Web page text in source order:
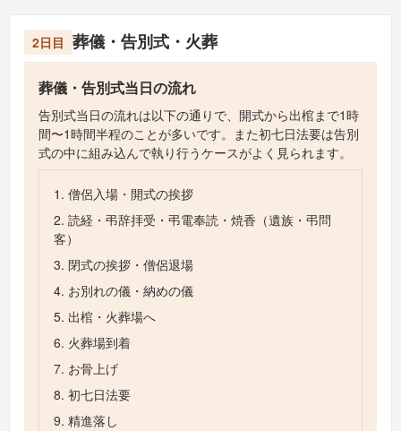
2日目 葬儀・告別式・火葬
葬儀・告別式当日の流れ
告別式当日の流れは以下の通りで、開式から出棺まで1時
間〜1時間半程のことが多いです。また初七日法要は告別
式の中に組み込んで執り行うケースがよく見られます。
1. 僧侶入場・開式の挨拶
2. 読経・弔辞拝受・弔電奉読・焼香（遺族・弔問
客）
3. 閉式の挨拶・僧侶退場
4. お別れの儀・納めの儀
5. 出棺・火葬場へ
6. 火葬場到着
7. お骨上げ
8. 初七日法要
9. 精進落し